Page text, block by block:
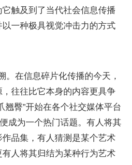
触及到了当代社会信息传播
一种极具视觉冲击力的方式
。在信息碎片化传播的今天，
往往比它本身的内容更具争
翘臀”开始在各个社交媒体平台
成为一个热门话题。有人将其
品集，有人猜测是某个艺术
人将其归结为某种行为艺术